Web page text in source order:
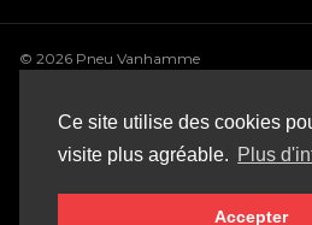
Ce site utilise des cookies
visite plus agréable. Plus
Accepter
© 2026 Pneu Vanhamme
de cookie
• Conditions générales de vente
Webdesign: Robarov